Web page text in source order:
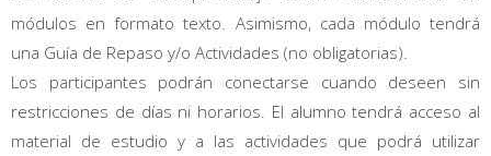
módulos en formato texto. Asimismo, cada módulo tendrá
una Guía de Repaso y/o Actividades (no obligatorias).
Los participantes podrán conectarse cuando deseen sin
restricciones de días ni horarios. El alumno tendrá acceso al
material de estudio y a las actividades que podrá utilizar